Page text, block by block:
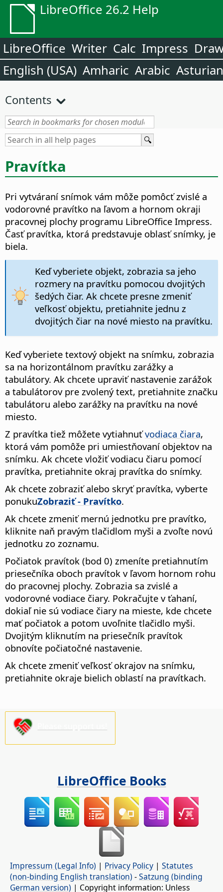
LibreOffice 26.2 Help
LibreOffice Writer Calc Impress
English (USA) Amharic Arabic Asturian
Contents
Pravítka
Pri vytváraní snímok vám môže pomôcť zvislé a
vodorovné pravítko na ľavom a hornom okraji
pracovnej plochy programu LibreOffice Impress.
Časť pravítka, ktorá predstavuje oblasť snímky, je
biela.
Keď vyberiete objekt, zobrazia sa jeho
rozmery na pravítku pomocou dvojitých
šedých čiar. Ak chcete presne zmeniť
veľkosť objektu, pretiahnite jednu z
dvojitých čiar na nové miesto na pravítku.
Keď vyberiete textový objekt na snímku, zobrazia
sa na horizontálnom pravítku zarážky a
tabulátory. Ak chcete upraviť nastavenie zarážok
a tabulátorov pre zvolený text, pretiahnite značku
tabulátoru alebo zarážky na pravítku na nové
miesto.
Z pravítka tiež môžete vytiahnuťvodiaca čiara,
ktorá vám pomôže pri umiestňovaní objektov na
snímku. Ak chcete vložiť vodiacu čiaru pomocí
pravítka, pretiahnite okraj pravítka do snímky.
Ak chcete zobraziť alebo skryť pravítka, vyberte
ponukuZobraziť - Pravítko.
Ak chcete zmeniť mernú jednotku pre pravítko,
kliknite naň pravým tlačidlom myši a zvoľte novú
jednotku zo zoznamu.
Počiatok pravítok (bod 0) zmeníte pretiahnutím
priesečníka oboch pravítok v ľavom hornom rohu
do pracovnej plochy. Zobrazia sa zvislé a
vodorovné vodiace čiary. Pokračujte v ťahaní,
dokiaľ nie sú vodiace čiary na mieste, kde chcete
mať počiatok a potom uvoľnite tlačidlo myši.
Dvojitým kliknutím na priesečník pravítok
obnovíte počiatočné nastavenie.
Ak chcete zmeniť veľkosť okrajov na snímku,
pretiahnite okraje bielich oblastí na pravítkach.
LibreOffice Books
Impressum (Legal Info) | Privacy Policy | Statutes
(non-binding English translation) -Satzung (binding
German version) | Copyright information: Unless